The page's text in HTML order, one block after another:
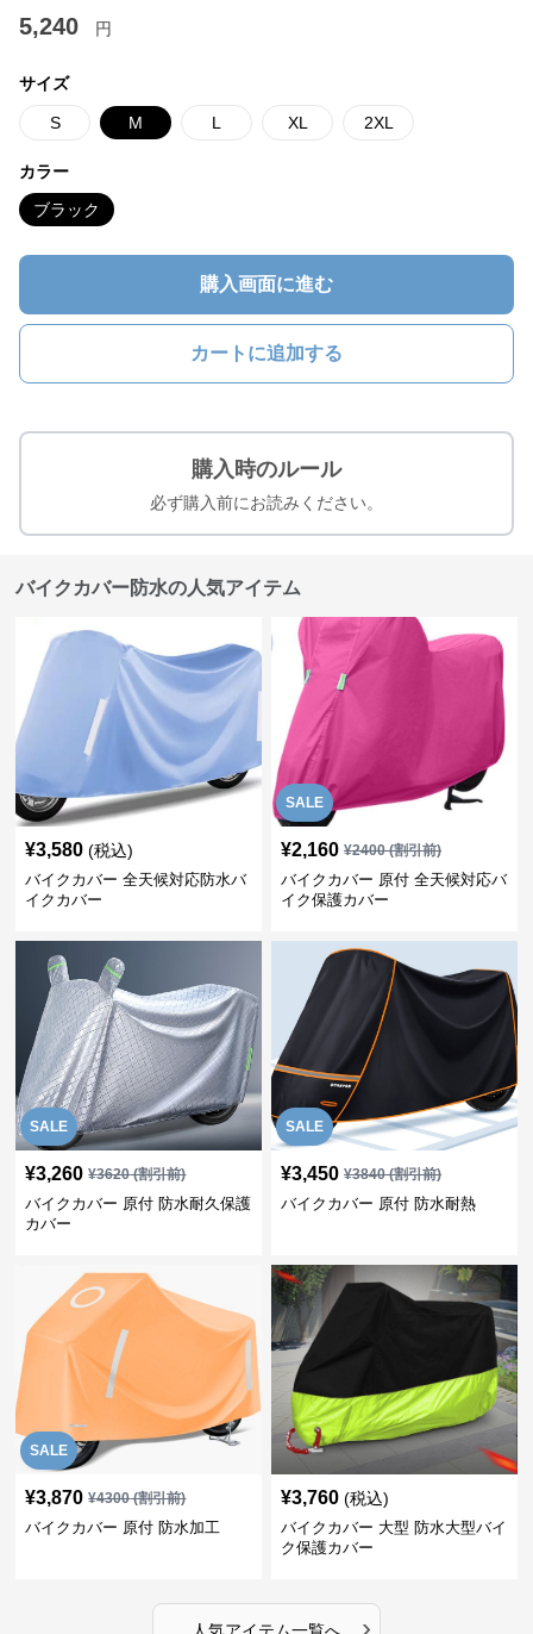
5,240 円
サイズ
S M L XL 2XL
カラー
ブラック
購入画面に進む
カートに追加する
購入時のルール
必ず購入前にお読みください。
バイクカバー防水の人気アイテム
¥3,580 (税込)
バイクカバー 全天候対応防水バ
イクカバー
SALE
¥2,160 ¥2400(割引前)
バイクカバー 原付 全天候対応バ
イク保護カバー
SALE
¥3,260 ¥3620(割引前)
バイクカバー 原付 防水耐久保護
カバー
SALE
¥3,450 ¥3840(割引前)
バイクカバー 原付 防水耐熱
SALE
¥3,870 ¥4300(割引前)
バイクカバー 原付 防水加工
¥3,760 (税込)
バイクカバー 大型 防水大型バイ
ク保護カバー
›